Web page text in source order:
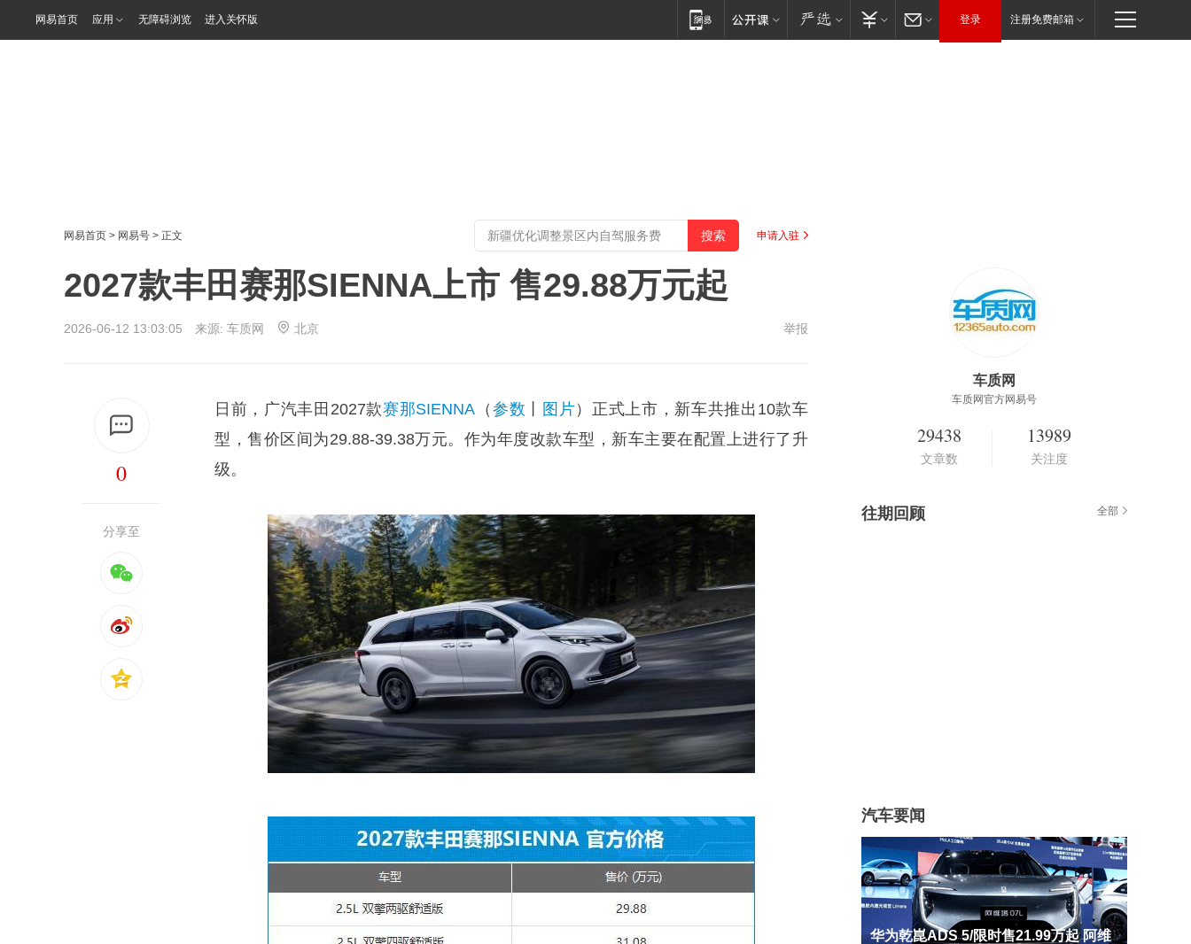
网易首页 应用 无障碍浏览 进入关怀版 登录 注册免费邮箱
网易首页 > 网易号 > 正文 申请入驻
2027款丰田赛那SIENNA上市 售29.88万元起
2026-06-12 13:03:05 来源: 车质网 北京 举报
0
分享至
日前，广汽丰田2027款赛那SIENNA （ 参数 图片）正式上市，新车共推出10款车
型，售价区间为29.88-39.38万元。作为年度改款车型，新车主要在配置上进行了升
级。
车质网
车质网官方网易号
29438
文章数
13989
关注度
往期回顾 全部
汽车要闻
华为乾崑ADS 5/限时售21.99万起 阿维